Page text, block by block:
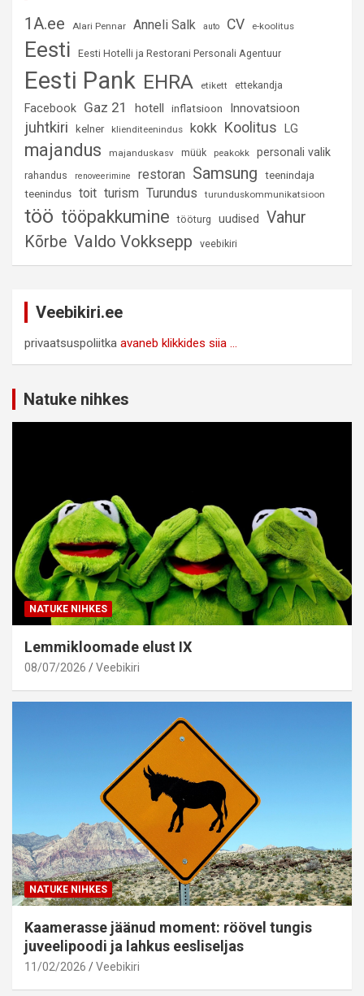
1A.ee
Alari Pennar Anneli Salk auto CV e-koolitus
Eesti Eesti Hotelli ja Restorani Personali Agentuur
Eesti Pank EHRA etikett ettekandja
Facebook Gaz 21 hotell inflatsioon Innovatsioon
juhtkiri kelner klienditeenindus kokk Koolitus LG
majandus majanduskasv müük peakokk personali valik
rahandus renoveerimine restoran Samsung
teenindaja
teenindus toit turism Turundus turunduskommunikatsioon
töö tööpakkumine tööturg uudised
Vahur
Kõrbe Valdo Vokksepp veebikiri
Veebikiri.ee
privaatsuspoliitka avaneb klikkides siia ...
Natuke nihkes
NATUKE NIHKES
Lemmikloomade elust IX
08/07/2026 Veebikiri
NATUKE NIHKES
Kaamerasse jäänud moment: röövel tungis
juveelipoodi ja lahkus eesliseljas
11/02/2026 Veebikiri